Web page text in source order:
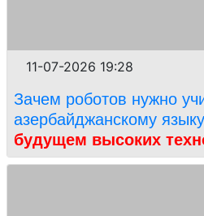
11-07-2026 19:28
Зачем роботов нужно
азербайджанскому
будущем высоких